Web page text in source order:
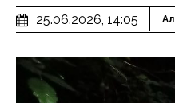
25.06.2026, 14:05